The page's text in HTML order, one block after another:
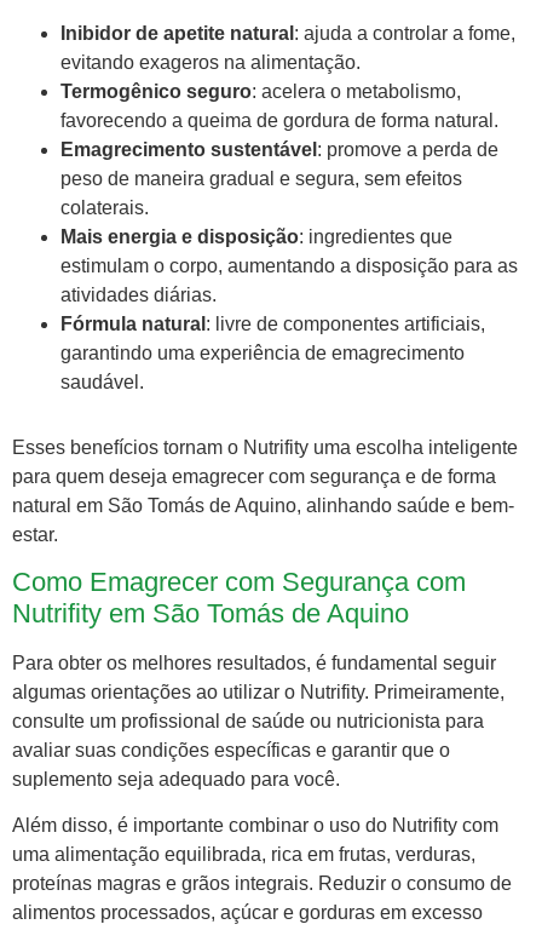
Inibidor de apetite natural : ajuda a controlar a fome,
evitando exageros na alimentação.
Termogênico seguro: acelera o metabolismo,
favorecendo a queima de gordura de forma natural.
Emagrecimento sustentável : promove a perda de
peso de maneira gradual e segura, sem efeitos
colaterais.
Mais energia e disposição: ingredientes que
estimulam o corpo, aumentando a disposição para as
atividades diárias.
Fórmula natural : livre de componentes artificiais,
garantindo uma experiência de emagrecimento
saudável.
Esses benefícios tornam o Nutrifity uma escolha inteligente
para quem deseja emagrecer com segurança e de forma
natural em São Tomás de Aquino, alinhando saúde e bem-
estar.
Como Emagrecer com Segurança com
Nutrifity em São Tomás de Aquino
Para obter os melhores resultados, é fundamental seguir
algumas orientações ao utilizar o Nutrifity. Primeiramente,
consulte um profissional de saúde ou nutricionista para
avaliar suas condições específicas e garantir que o
suplemento seja adequado para você.
Além disso, é importante combinar o uso do Nutrifity com
uma alimentação equilibrada, rica em frutas, verduras,
proteínas magras e grãos integrais. Reduzir o consumo de
alimentos processados, açúcar e gorduras em excesso